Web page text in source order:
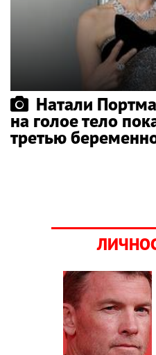
Натали
на голое тело
третью